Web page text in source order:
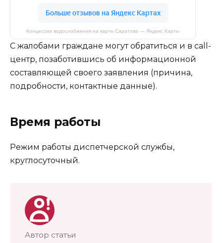
Концессии водоснабжения на карте Саратова — Яндекс.Карты
С жалобами граждане могут обратиться и в call-
центр, позаботившись об информационной
составляющей своего заявления (причина,
подробности, контактные данные).
Время работы
Режим работы диспетчерской службы,
круглосуточный.
Автор статьи